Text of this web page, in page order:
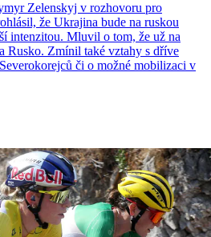
Zelenskyj v rozhovoru pro
že Ukrajina bude na ruskou
intenzitou. Mluvil o tom, že už na
Rusko. Zmínil také vztahy s dříve
či o možné mobilizaci v